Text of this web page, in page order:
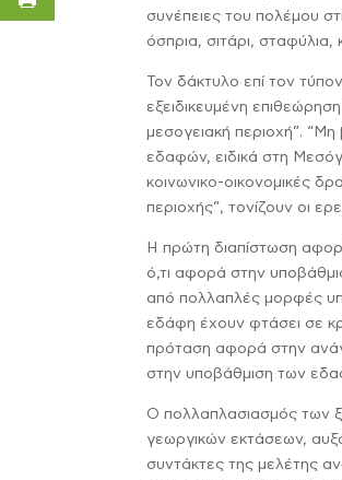
συνέπειες του πολέμου
όσπρια, σιτάρι, σταφύλια,
Τον δάκτυλο επί τον
εξειδικευμένη
μεσογειακή περιοχή”. “Μη
εδαφών, ειδικά στη
κοινωνικο-οικονομικές
περιοχής”, τονίζουν οι
Η πρώτη διαπίστωση
ό,τι αφορά στην
από πολλαπλές μορφές
εδάφη έχουν φτάσει σε
πρόταση αφορά στην
στην υποβάθμιση των
Ο πολλαπλασιασμός των
γεωργικών εκτάσεων,
συντάκτες της μελέτης